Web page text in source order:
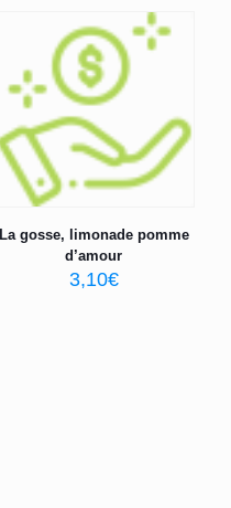
La gosse, limonade pomme
d’amour
3,10€